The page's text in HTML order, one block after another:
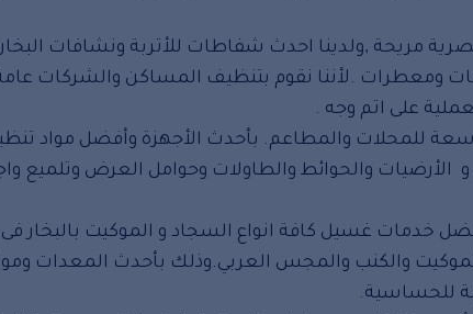
مريحة ,ولدينا احدث شفاطات للأتربة ونشافات
ومعطرات .لأننا نقوم بتنظيف المساكن والشركات
على اتم وجه .
للمحلات والمطاعم. بأحدث الأجهزة وأفضل مواد
الأرضيات والحوائط والطاولات وحوامل العرض وتلميع
خدمات غسيل كافة انواع السجاد و الموكيت بالبخار
والكنب والمجس العربي.وذلك بأحدث المعدات
للحساسية.